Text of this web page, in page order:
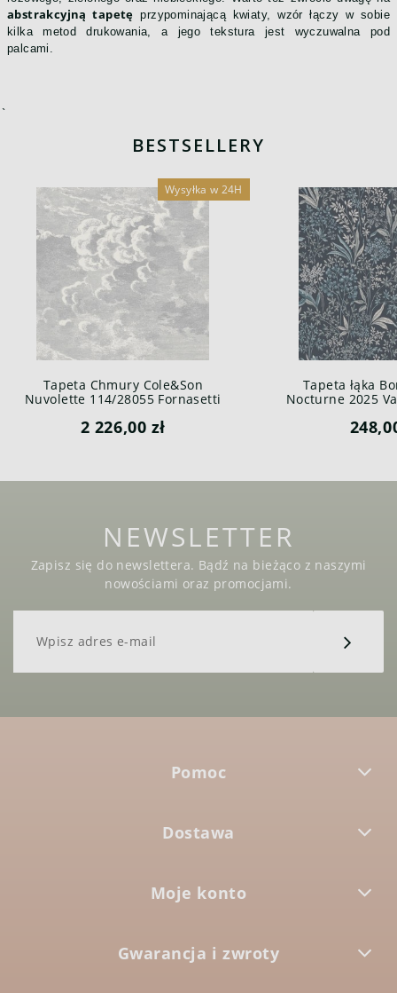
abstrakcyjną tapetę przypominającą kwiaty, wzór łączy w sobie
kilka metod drukowania, a jego tekstura jest wyczuwalna pod
palcami.
`
BESTSELLERY
Tapeta Chmury Cole&Son
Nuvolette 114/28055 Fornasetti
2 226,00 zł
Wysyłka w 24H
Tapeta łąka
Nocturne 2025
NEWSLETTER
Zapisz się do newslettera. Bądź na bieżąco z naszymi
nowościami oraz promocjami.
Pomoc
Dostawa
Moje konto
Gwarancja i zwroty